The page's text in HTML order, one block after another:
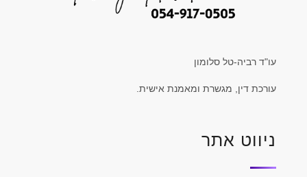
עו"ד רביה-טל סלומון
עורכת דין, מגשרת ומאמנת אישית.
ניווט אתר